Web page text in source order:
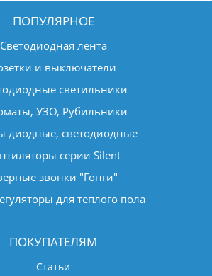
ПОПУЛЯРНОЕ
Светодиодная лента
и выключатели
светильники
УЗО, Рубильники
диодные, светодиодные
серии Silent
звонки "Гонги"
для теплого пола
ПОКУПАТЕЛЯМ
Статьи